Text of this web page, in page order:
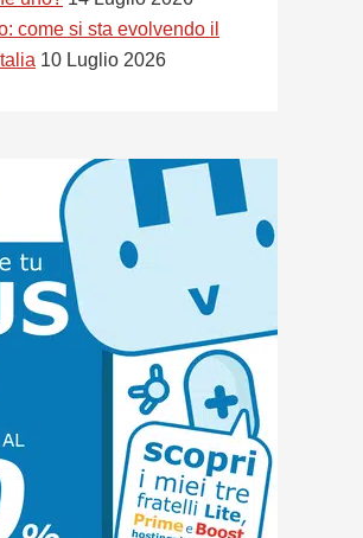
come si sta evolvendo il
10 Luglio 2026